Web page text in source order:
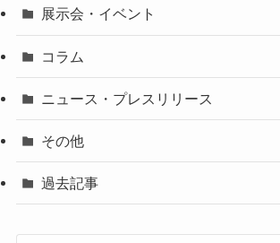
展示会・イベント
コラム
ニュース・プレスリリース
その他
過去記事